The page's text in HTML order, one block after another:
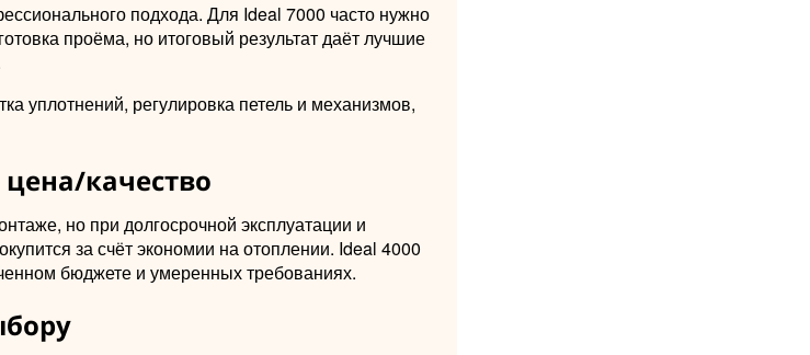
подхода. Для Ideal 7000 часто нужно
проёма, но итоговый результат даёт лучшие
уплотнений, регулировка петель и механизмов,
качество
но при долгосрочной эксплуатации и
за счёт экономии на отоплении. Ideal 4000
бюджете и умеренных требованиях.